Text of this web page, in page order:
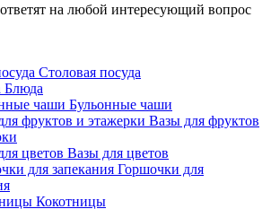
на любой интересующий вопрос
Столовая посуда
Блюда
Бульонные чаши
Вазы для фруктов
Вазы для цветов
Горшочки для
Кокотницы